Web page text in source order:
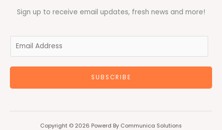
Sign up to receive email updates, fresh news and more!
a
l
SUBSCRIBE
Copyright © 2026 Powerd By Communica Solutions